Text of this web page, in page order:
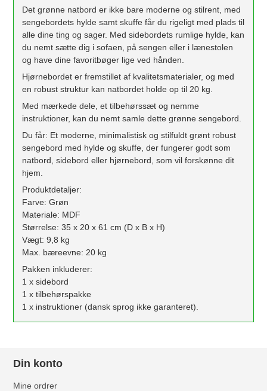
Det grønne natbord er ikke bare moderne og stilrent, med
sengebordets hylde samt skuffe får du rigeligt med plads til
alle dine ting og sager. Med sidebordets rumlige hylde, kan
du nemt sætte dig i sofaen, på sengen eller i lænestolen
og have dine favoritbøger lige ved hånden.
Hjørnebordet er fremstillet af kvalitetsmaterialer, og med
en robust struktur kan natbordet holde op til 20 kg.
Med mærkede dele, et tilbehørssæt og nemme
instruktioner, kan du nemt samle ​dette grønne sengebord.
Du får: Et moderne, minimalistisk og stilfuldt grønt robust
sengebord med hylde og skuffe, der fungerer godt som
natbord, sidebord eller hjørnebord, som vil forskønne dit
hjem.
Produktdetaljer:
Farve: Grøn
Materiale: MDF
Størrelse: 35 x 20 x 61 cm (D x B x H)
Vægt: 9,8 kg
Max. bæreevne: 20 kg
Pakken inkluderer:
1 x sidebord
1 x tilbehørspakke
1 x instruktioner (dansk sprog ikke garanteret).
Din konto
Mine ordrer